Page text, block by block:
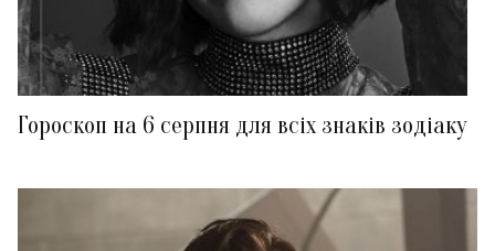
Гороскоп на 6 серпня для всіх знаків зодіаку